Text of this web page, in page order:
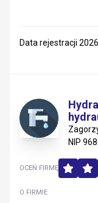
Data rejestracji
NIP
O FIRMIE
OCEŃ FIRMĘ